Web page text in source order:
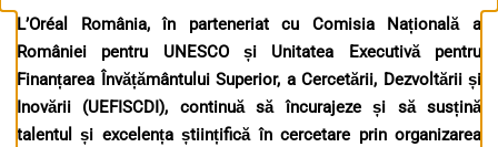
L’Oréal România, în parteneriat cu Comisia Națională a
României pentru UNESCO și Unitatea Executivă pentru
Finanțarea Învățământului Superior, a Cercetării, Dezvoltării și
Inovării (UEFISCDI), continuă să încurajeze și să susțină
talentul și excelența științifică în cercetare prin organizarea